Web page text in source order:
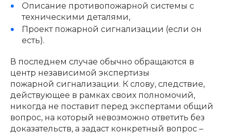
Описание противопожарной системы с
техническими деталями,
Проект пожарной сигнализации (если он
есть).
В последнем случае обычно обращаются в
центр независимой экспертизы
пожарной сигнализации. К слову, следствие,
действующее в рамках своих полномочий,
никогда не поставит перед экспертами общий
вопрос, на который невозможно ответить без
доказательств, а задаст конкретный вопрос –